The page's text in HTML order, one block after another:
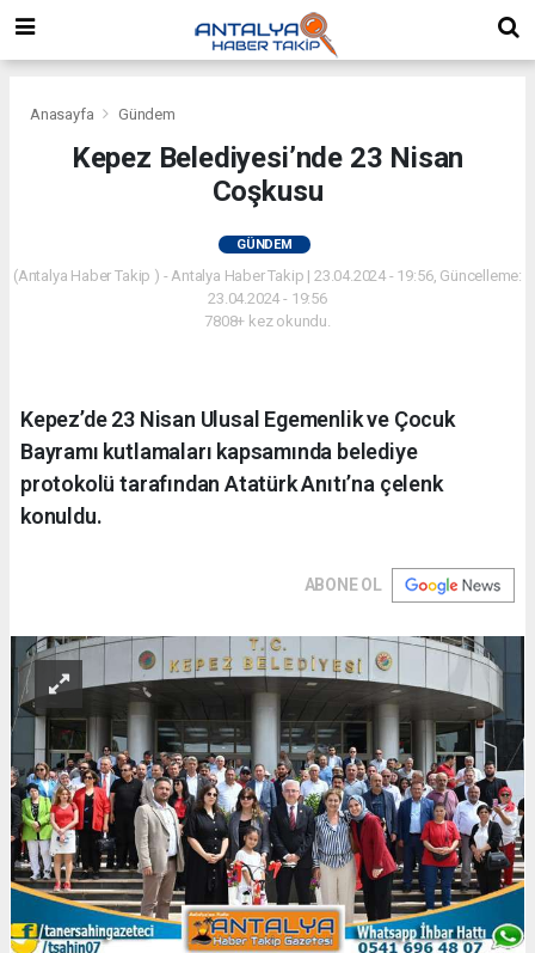
Anasayfa Gündem
Kepez Belediyesi’nde 23 Nisan
Coşkusu
GÜNDEM
(Antalya Haber Takip ) - Antalya Haber Takip | 23.04.2024 - 19:56, Güncelleme:
23.04.2024 - 19:56
7808+ kez okundu.
Kepez’de 23 Nisan Ulusal Egemenlik ve Çocuk
Bayramı kutlamaları kapsamında belediye
protokolü tarafından Atatürk Anıtı’na çelenk
konuldu.
ABONE OL